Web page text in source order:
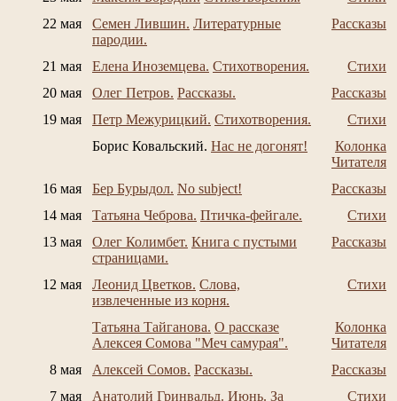
22 мая
Семен Лившин. Литературные
пародии.
Рассказы
21 мая Елена Иноземцева. Стихотворения.
Стихи
20 мая
Олег Петров. Рассказы.
Рассказы
19 мая
Петр Межурицкий. Стихотворения.
Стихи
Борис Ковальский. Нас не догонят!
Колонка
Читателя
16 мая
Бер Бурыдол. No subject!
Рассказы
14 мая
Татьяна Чеброва. Птичка-фейгале.
Стихи
13 мая
Олег Колимбет. Книга с пустыми
страницами.
Рассказы
12 мая Леонид Цветков. Слова,
извлеченные из корня.
Стихи
Татьяна Тайганова. О рассказе
Алексея Сомова "Меч самурая".
Колонка
Читателя
8 мая
Алексей Сомов. Рассказы.
Рассказы
7 мая
Анатолий Гринвальд. Июнь. За
Стихи